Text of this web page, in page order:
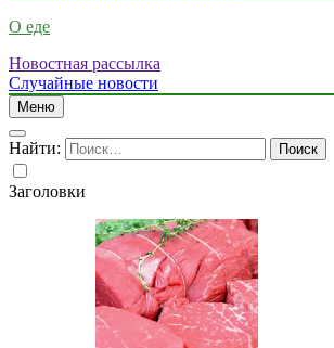
О еде
Новостная рассылка
Случайные новости
Меню
Найти:
Заголовки